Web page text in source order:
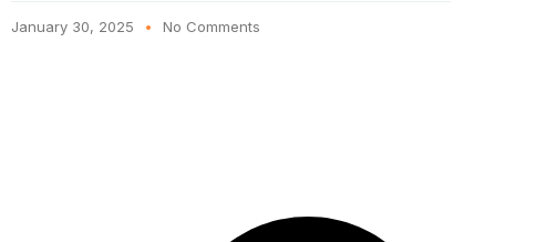
January 30, 2025 No Comments